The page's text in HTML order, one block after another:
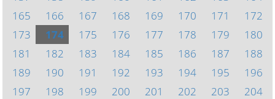
165
166 167 168 169 170 171
172
173
174 175 176 177 178 179
180
181
182 183 184 185 186 187
188
189
190 191 192 193 194 195
196
197
198 199 200 201 202 203
204